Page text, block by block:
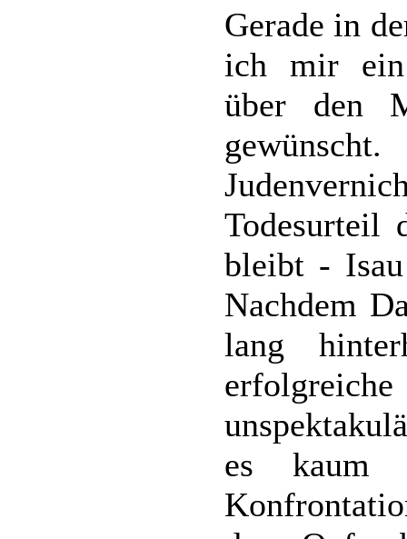
Gerade in
ich mir ein
über den
Todesurteil
bleibt -
Nachdem
lang
es kaum